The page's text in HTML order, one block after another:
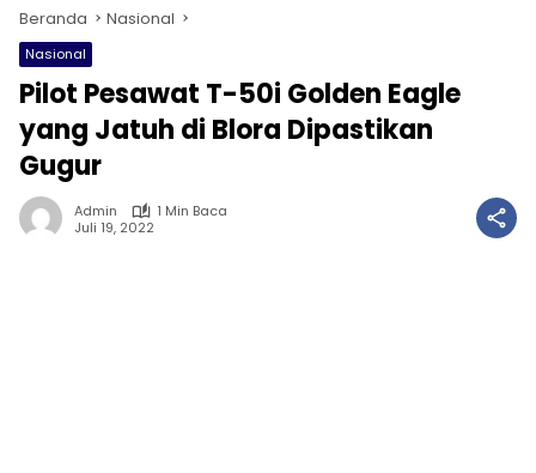
Beranda Nasional
Nasional
Pilot Pesawat T-50i Golden Eagle
yang Jatuh di Blora Dipastikan
Gugur
Admin
1 Min Baca
Juli 19, 2022